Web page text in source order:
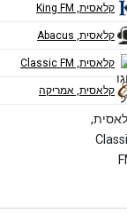
קלאסית, King FM
קלאסית, Abacus
קלאסית, Classic FM
קלאסית, אמריקה